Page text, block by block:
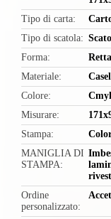
Tipo di carta
Tipo di scatola
Forma
Materiale
Colore
Misurare
Stampa
MANIGLIA DI
STAMPA
Ordine
personalizzato